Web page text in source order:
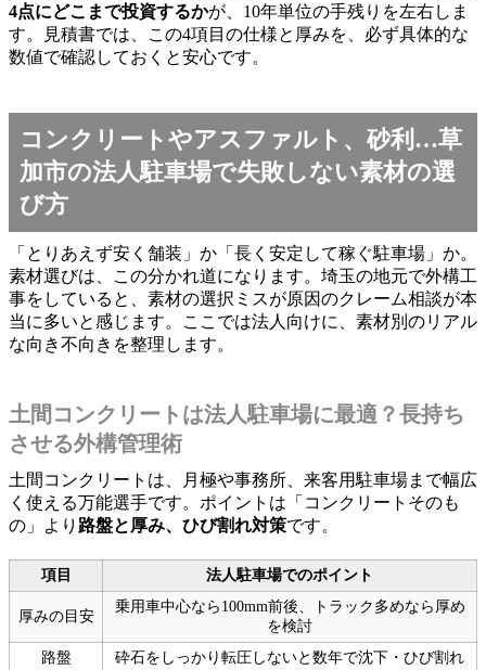
4点にどこまで投資するかが、10年単位の手残りを左右しま
す。見積書では、この4項目の仕様と厚みを、必ず具体的な
数値で確認しておくと安心です。
コンクリートやアスファルト、砂利…草
加市の法人駐車場で失敗しない素材の選
び方
「とりあえず安く舗装」か「長く安定して稼ぐ駐車場」か。
素材選びは、この分かれ道になります。埼玉の地元で外構工
事をしていると、素材の選択ミスが原因のクレーム相談が本
当に多いと感じます。ここでは法人向けに、素材別のリアル
な向き不向きを整理します。
土間コンクリートは法人駐車場に最適？長持ち
させる外構管理術
土間コンクリートは、月極や事務所、来客用駐車場まで幅広
く使える万能選手です。ポイントは「コンクリートそのも
の」より 路盤と厚み、ひび割れ対策です。
項目 法人駐車場でのポイント
厚みの目安
乗用車中心なら100mm前後、トラック多めなら厚め
を検討
路盤
砕石をしっかり転圧しないと数年で沈下・ひび割れ